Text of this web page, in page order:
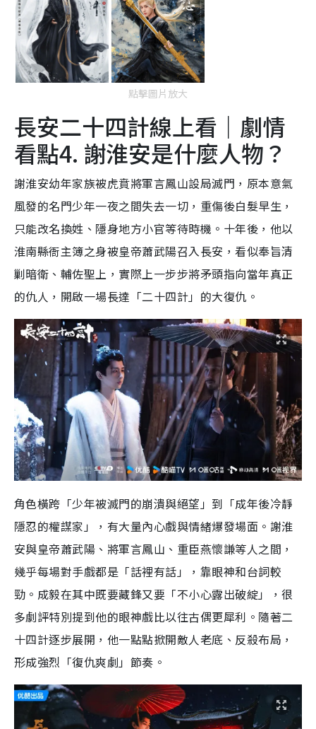
點擊圖片放大
長安二十四計線上看｜劇情
看點4. 謝淮安是什麼人物？
謝淮安幼年家族被虎賁將軍言鳳山設局滅門，原本意氣
風發的名門少年一夜之間失去一切，重傷後白髮早生，
只能改名換姓、隱身地方小官等待時機。十年後，他以
淮南縣衙主簿之身被皇帝蕭武陽召入長安，看似奉旨清
剿暗衛、輔佐聖上，實際上一步步將矛頭指向當年真正
的仇人，開啟一場長達「二十四計」的大復仇。
角色橫跨「少年被滅門的崩潰與絕望」到「成年後冷靜
隱忍的權謀家」，有大量內心戲與情緒爆發場面。謝淮
安與皇帝蕭武陽、將軍言鳳山、重臣燕懷謙等人之間，
幾乎每場對手戲都是「話裡有話」，靠眼神和台詞較
勁。成毅在其中既要藏鋒又要「不小心露出破綻」，很
多劇評特別提到他的眼神戲比以往古偶更犀利。隨著二
十四計逐步展開，他一點點掀開敵人老底、反殺布局，
形成強烈「復仇爽劇」節奏。